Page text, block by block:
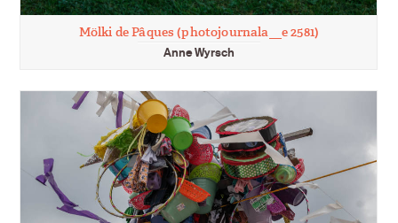
Mölki de Pâques (photojournala__e 2581)
Anne Wyrsch